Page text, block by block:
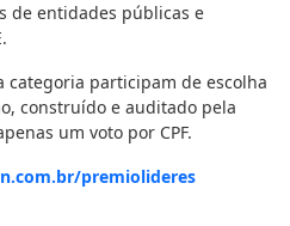
de entidades públicas e
categoria participam de escolha
construído e auditado pela
um voto por CPF.
premiolideres